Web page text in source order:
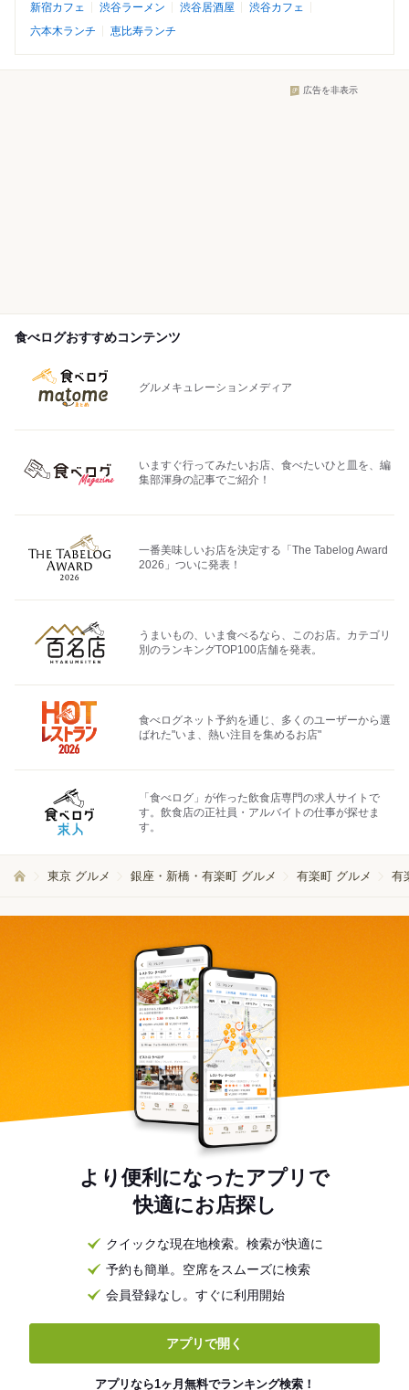
新宿カフェ
渋谷ラーメン 渋谷居酒屋
渋谷カフェ
六本木ランチ
恵比寿ランチ
広告を非表示
食べログおすすめコンテンツ
グルメキュレーションメディア
いますぐ行ってみたいお店、食べたいひと皿を、編
集部渾身の記事でご紹介！
一番美味しいお店を決定する「The Tabelog Award
2026」ついに発表！
うまいもの、いま食べるなら、このお店。カテゴリ
別のランキングTOP100店舗を発表。
食べログネット予約を通じ、多くのユーザーから選
ばれた"いま、熱い注目を集めるお店"
「食べログ」が作った飲食店専門の求人サイトで
す。飲食店の正社員・アルバイトの仕事が探せま
す。
東京 グルメ 銀座・新橋・有楽町 グルメ 有楽町 グルメ 有
より便利になったアプリで
快適にお店探し
クイックな現在地検索。検索が快適に
予約も簡単。空席をスムーズに検索
会員登録なし。すぐに利用開始
アプリで開く
アプリなら1ヶ月無料でランキング検索！